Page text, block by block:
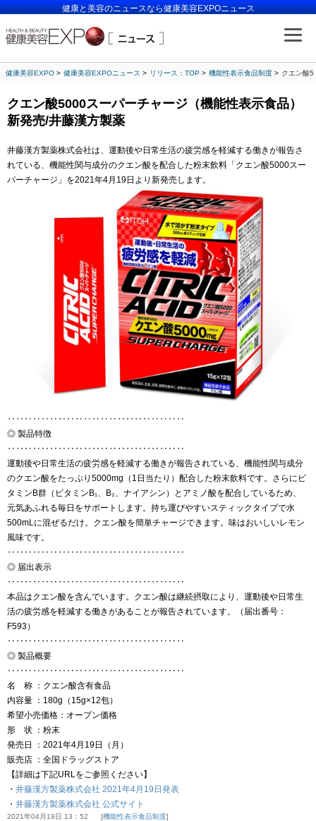
健康と美容のニュースなら健康美容EXPOニュース
健康美容EXPO 健康美容EXPOニュース リリース：TOP 機能性表示食品制度 クエン酸
クエン酸5000スーパーチャージ（機能性表示食品）
新発売/井藤漢方製薬
井藤漢方製薬株式会社は、運動後や日常生活の疲労感を軽減する働きが報告さ
れている、機能性関与成分のクエン酸を配合した粉末飲料「クエン酸5000スー
パーチャージ」を2021年4月19日より新発売します。
‥‥‥‥‥‥‥‥‥‥‥‥‥‥‥‥‥‥‥‥‥
◎ 製品特徴
‥‥‥‥‥‥‥‥‥‥‥‥‥‥‥‥‥‥‥‥‥
運動後や日常生活の疲労感を軽減する働きが報告されている、機能性関与成分
のクエン酸をたっぷり5000mg（1日当たり）配合した粉末飲料です。さらにビ
タミンB群（ビタミンB₁、B₂、ナイアシン）とアミノ酸を配合しているため、
元気あふれる毎日をサポートします。持ち運びやすいスティックタイプで水
500mLに混ぜるだけ。クエン酸を簡単チャージできます。味はおいしいレモン
風味です。
‥‥‥‥‥‥‥‥‥‥‥‥‥‥‥‥‥‥‥‥‥
◎ 届出表示
‥‥‥‥‥‥‥‥‥‥‥‥‥‥‥‥‥‥‥‥‥
本品はクエン酸を含んでいます。クエン酸は継続摂取により、運動後や日常生
活の疲労感を軽減する働きがあることが報告されています。（届出番号：
F593）
‥‥‥‥‥‥‥‥‥‥‥‥‥‥‥‥‥‥‥‥‥
◎ 製品概要
‥‥‥‥‥‥‥‥‥‥‥‥‥‥‥‥‥‥‥‥‥
名 称 ：クエン酸含有食品
内容量 ：180g（15g×12包）
希望小売価格：オープン価格
形 状 ：粉末
発売日 ：2021年4月19日（月）
販売店 ：全国ドラッグストア
【詳細は下記URLをご参照ください】
・ 井藤漢方製薬株式会社 2021年4月19日発表
・ 井藤漢方製薬株式会社 公式サイト
2021年04月19日 13：52 機能性表示食品制度